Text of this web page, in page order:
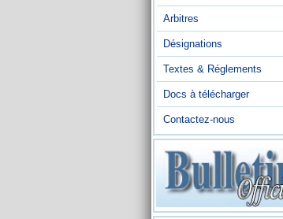
Arbitres
Désignations
Textes & Réglements
Docs à télécharger
Contactez-nous